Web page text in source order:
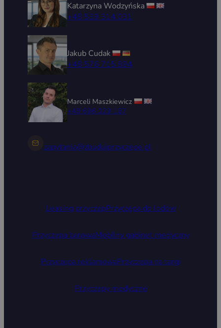
Katarzyna Wodzyńska
+48 539 314 031
Jakub Cudak
+48 576 715 894
Marceli Maszkiewicz
+48 696 029 167
zapytania@zbudujprzyczepe.pl
Leasing przyczepPrzyczepa do lodów
Przyczepa barowaMobilny gabinet medyczny
Przyczepa reklamowaPrzyczepa na targi
Przyczepy medyczne